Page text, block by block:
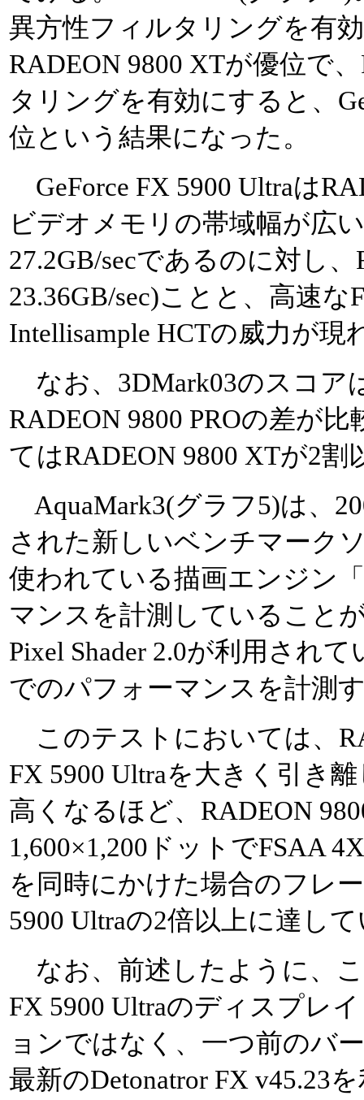
異方性フィルタリングを有
RADEON 9800 XTが優位で
タリングを有効にすると、
位という結果になった。
GeForce FX 5900 Ultraは
ビデオメモリの帯域幅が広
27.2GB/secであるのに対し
23.36GB/sec)ことと、高速
Intellisample HCTの威力が
なお、3DMark03のスコア
RADEON 9800 PROの差が
てはRADEON 9800 XTが2割
AquaMark3(グラフ5)は、
された新しいベンチマーク
使われている描画エンジン
マンスを計測していること
Pixel Shader 2.0が利用され
でのパフォーマンスを計測
このテストにおいては、
FX 5900 Ultraを大きく引き
高くなるほど、RADEON
1,600×1,200ドットでFSAA
を同時にかけた場合のフレ
5900 Ultraの2倍以上に達し
なお、前述したように、
FX 5900 Ultraのディスプレ
ョンではなく、一つ前のバ
最新のDetonatror FX v45.23